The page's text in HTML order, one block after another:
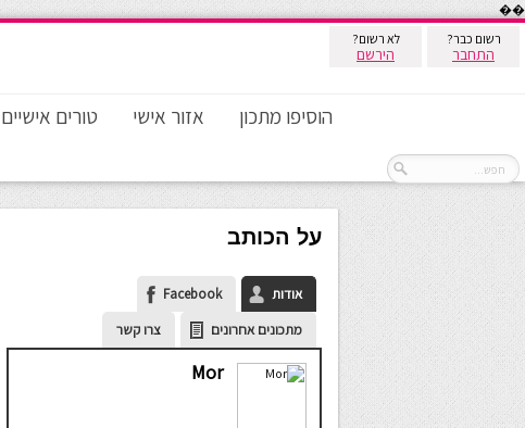
��
רשום כבר?
התחבר
לא רשום?
הירשם
הוסיפו מתכון אזור אישי טורים אישיים
על הכותב
אודות
Facebook
מתכונים אחרונים
צרו קשר
Mor